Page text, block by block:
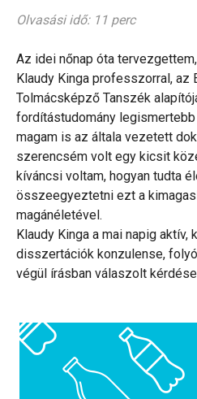
Olvasási idő: 11 perc
Az idei nőnap óta
Klaudy Kinga professzorral, az
Tolmácsképző Tanszék
fordítástudomány
magam is az általa vezetett
szerencsém volt egy kicsit
kíváncsi voltam, hogyan tudta
összeegyeztetni ezt a
magánéletével.
Klaudy Kinga a mai napig aktív,
disszertációk konzulense,
végül írásban válaszolt